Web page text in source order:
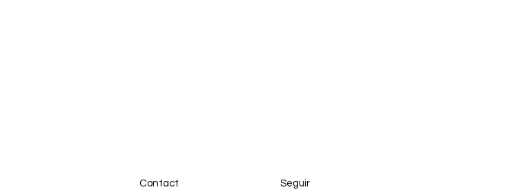
Contact
Seguir